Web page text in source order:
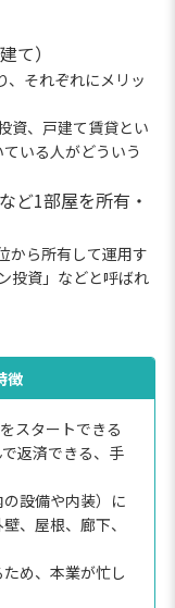
て）
、それぞれにメリッ
資、戸建て賃貸とい
いる人がどういう
ど1部屋を所有・
から所有して運用す
投資」などと呼ばれ
徴
スタートできる
返済できる、手
設備や内装）に
、屋根、廊下、
め、本業が忙し